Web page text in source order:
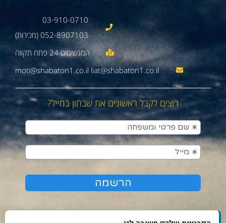
03-910-0710
052-8907103 (מכירות)
moti@shabaton1.co.il liat@shabaton1.co.il
רוצים לקבל ראשונים את שבתון במייל?